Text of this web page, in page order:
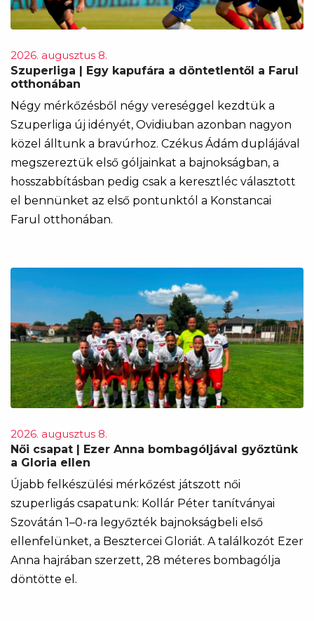
2026. augusztus 8.
Szuperliga | Egy kapufára a döntetlentől a Farul
otthonában
Négy mérkőzésből négy vereséggel kezdtük a
Szuperliga új idényét, Ovidiuban azonban nagyon
közel álltunk a bravúrhoz. Czékus Ádám duplájával
megszereztük első góljainkat a bajnokságban, a
hosszabbításban pedig csak a keresztléc választott
el bennünket az első pontunktól a Konstancai
Farul otthonában.
2026. augusztus 8.
Női csapat | Ezer Anna bombagóljával győztünk
a Gloria ellen
Újabb felkészülési mérkőzést játszott női
szuperligás csapatunk: Kollár Péter tanítványai
Szovátán 1–0-ra legyőzték bajnokságbeli első
ellenfelünket, a Besztercei Gloriát. A találkozót Ezer
Anna hajrában szerzett, 28 méteres bombagólja
döntötte el.